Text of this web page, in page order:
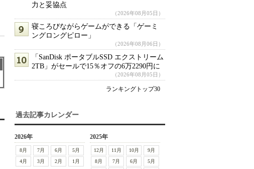
力と妥協点
（2026年08月05日）
寝ころびながらゲームができる「ゲーミ
ングロングピロー」
（2026年08月06日）
「SanDisk ポータブルSSD エクストリーム
2TB」がセールで15％オフの6万2290円に
（2026年08月05日）
ランキングトップ30
過去記事カレンダー
2026年
8月 7月 6月
5月
4月
3月 2月 1月
2025年
12月 11月 10月
9月
8月
7月 6月
5月